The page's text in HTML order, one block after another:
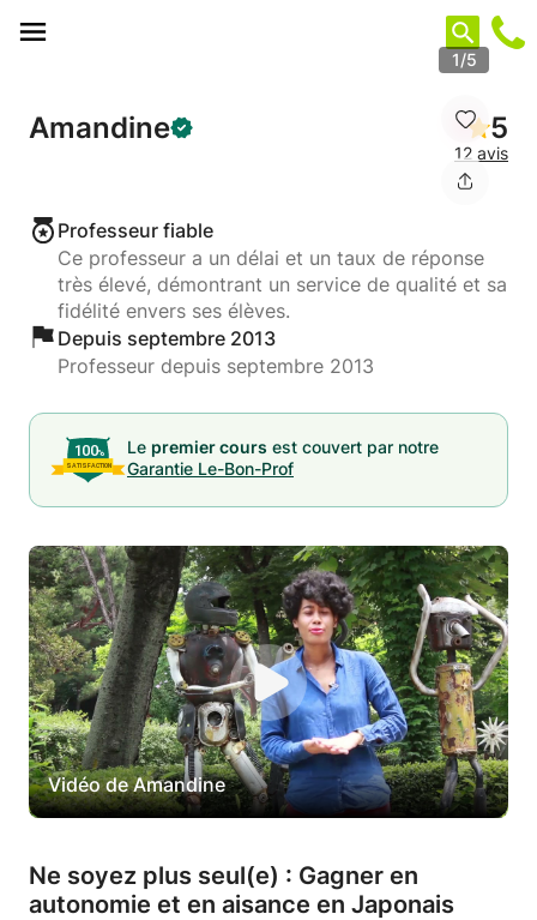
1/5
Amandine 5
12 avis
Professeur fiable
Ce professeur a un délai et un taux de réponse
très élevé, démontrant un service de qualité et sa
fidélité envers ses élèves.
Depuis septembre 2013
Professeur depuis septembre 2013
Le premier cours est couvert par notre
Garantie Le-Bon-Prof
Vidéo de Amandine
Ne soyez plus seul(e) : Gagner en
autonomie et en aisance en Japonais